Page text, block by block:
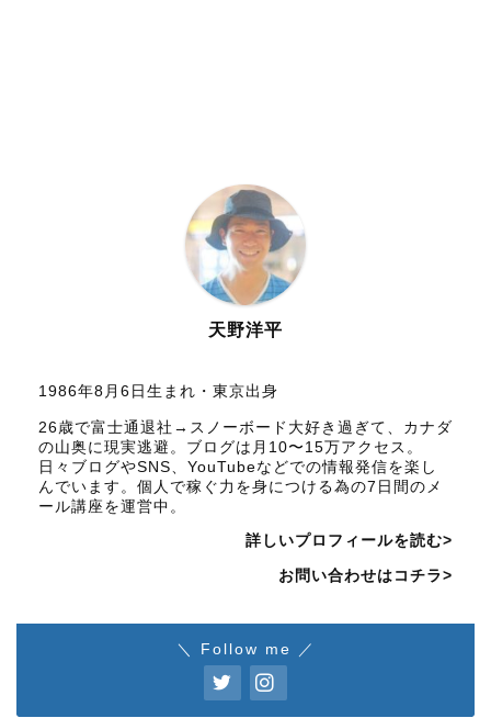
天野洋平
1986年8月6日生まれ・東京出身
26歳で富士通退社→スノーボード大好き過ぎて、カナダ
の山奥に現実逃避。ブログは月10〜15万アクセス。
日々ブログやSNS、YouTubeなどでの情報発信を楽し
んでいます。個人で稼ぐ力を身につける為の7日間のメ
ール講座を運営中。
詳しいプロフィールを読む>
お問い合わせはコチラ>
＼ Follow me ／